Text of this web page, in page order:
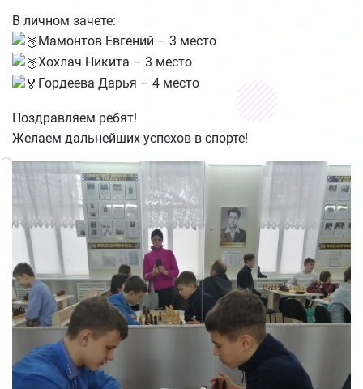
В личном зачете:
Мамонтов Евгений – 3 место
Хохлач Никита – 3 место
Гордеева Дарья – 4 место
Поздравляем ребят!
Желаем дальнейших успехов в спорте!